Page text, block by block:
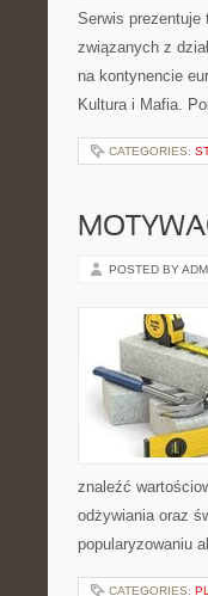
Serwis
związanych z
na kontynencie
Kultura i Mafia.
CATEGORIES:
POSTED BY
znaleźć
odżywiania oraz
popularyzowaniu
CATEGORIES: